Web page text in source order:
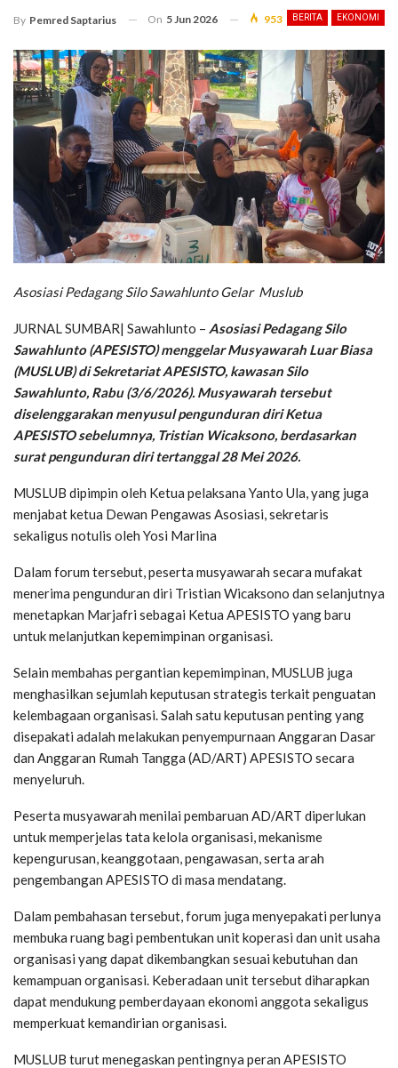
BERITA EKONOMI
By Pemred Saptarius On 5 Jun 2026 953
Asosiasi Pedagang Silo Sawahlunto Gelar Muslub
JURNAL SUMBAR| Sawahlunto – Asosiasi Pedagang Silo
Sawahlunto (APESISTO) menggelar Musyawarah Luar Biasa
(MUSLUB) di Sekretariat APESISTO, kawasan Silo
Sawahlunto, Rabu (3/6/2026). Musyawarah tersebut
diselenggarakan menyusul pengunduran diri Ketua
APESISTO sebelumnya, Tristian Wicaksono, berdasarkan
surat pengunduran diri tertanggal 28 Mei 2026.
MUSLUB dipimpin oleh Ketua pelaksana Yanto Ula, yang juga
menjabat ketua Dewan Pengawas Asosiasi, sekretaris
sekaligus notulis oleh Yosi Marlina
Dalam forum tersebut, peserta musyawarah secara mufakat
menerima pengunduran diri Tristian Wicaksono dan selanjutnya
menetapkan Marjafri sebagai Ketua APESISTO yang baru
untuk melanjutkan kepemimpinan organisasi.
Selain membahas pergantian kepemimpinan, MUSLUB juga
menghasilkan sejumlah keputusan strategis terkait penguatan
kelembagaan organisasi. Salah satu keputusan penting yang
disepakati adalah melakukan penyempurnaan Anggaran Dasar
dan Anggaran Rumah Tangga (AD/ART) APESISTO secara
menyeluruh.
Peserta musyawarah menilai pembaruan AD/ART diperlukan
untuk memperjelas tata kelola organisasi, mekanisme
kepengurusan, keanggotaan, pengawasan, serta arah
pengembangan APESISTO di masa mendatang.
Dalam pembahasan tersebut, forum juga menyepakati perlunya
membuka ruang bagi pembentukan unit koperasi dan unit usaha
organisasi yang dapat dikembangkan sesuai kebutuhan dan
kemampuan organisasi. Keberadaan unit tersebut diharapkan
dapat mendukung pemberdayaan ekonomi anggota sekaligus
memperkuat kemandirian organisasi.
MUSLUB turut menegaskan pentingnya peran APESISTO